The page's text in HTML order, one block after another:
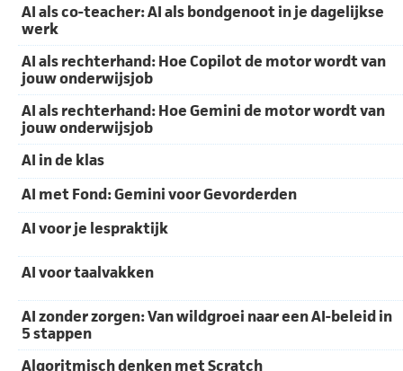
AI als co-teacher: AI als bondgenoot in je dagelijkse
werk
AI als rechterhand: Hoe Copilot de motor wordt van
jouw onderwijsjob
AI als rechterhand: Hoe Gemini de motor wordt van
jouw onderwijsjob
AI in de klas
AI met Fond: Gemini voor Gevorderden
AI voor je lespraktijk
AI voor taalvakken
AI zonder zorgen: Van wildgroei naar een AI-beleid in
5 stappen
Algoritmisch denken met Scratch